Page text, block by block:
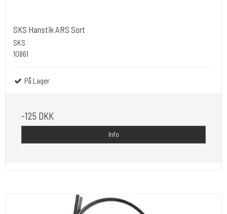
SKS Hanstik ARS Sort
SKS
10861
På Lager
-125 DKK
Info